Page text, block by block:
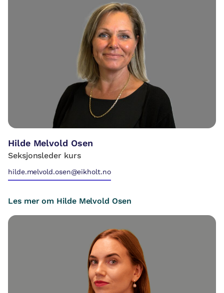
Hilde Melvold Osen
Seksjonsleder kurs
hilde.melvold.osen@eikholt.no
Les mer om Hilde Melvold Osen